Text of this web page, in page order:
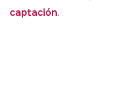
captación.